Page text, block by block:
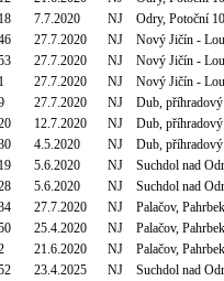
18 7.7.2020 NJ
Odry, Potoční
27.7.2020 NJ
Nový Jičín -
27.7.2020 NJ
Nový Jičín -
1 27.7.2020 NJ
Nový Jičín -
27.7.2020 NJ
Dub,
12.7.2020 NJ
Dub,
4.5.2020 NJ
Dub,
19 5.6.2020 NJ
Suchdol nad
5.6.2020 NJ
Suchdol nad
27.7.2020 NJ
Palačov,
25.4.2020 NJ
Palačov,
21.6.2020 NJ
Palačov,
23.4.2025 NJ
Suchdol nad